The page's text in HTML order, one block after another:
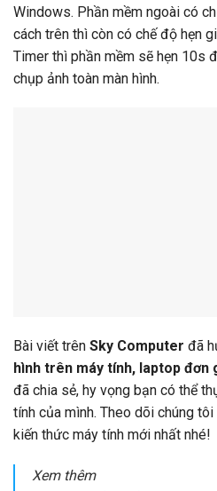
Windows. Phần mềm ngoài có
cách trên thì còn có chế độ hẹn
Timer thì phần mềm sẽ hẹn 10s
chụp ảnh toàn màn hình.
Bài viết trên Sky Computer đã
hình trên máy tính, laptop đơn
đã chia sẻ, hy vọng bạn có thể
tính của mình. Theo dõi chúng
kiến thức máy tính mới nhất nhé!
Xem thêm